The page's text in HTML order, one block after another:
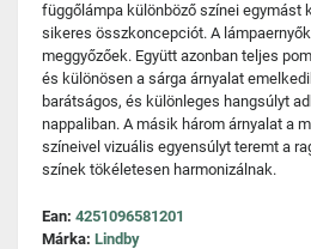
függőlámpa különböző színei egymást
sikeres összkoncepciót. A
meggyőzőek. Együtt azonban teljes
és különösen a sárga árnyalat
barátságos, és különleges hangsúlyt
nappaliban. A másik három árnyalat a
színeivel vizuális egyensúlyt teremt a
színek tökéletesen harmonizálnak.
Ean: 4251096581201
Márka: Lindby